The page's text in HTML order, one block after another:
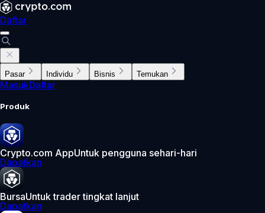
Daftar
Pasar Individu Bisnis Temukan
MasukDaftar
Produk
Crypto.com AppUntuk pengguna sehari-hari
Dapatkan
BursaUntuk trader tingkat lanjut
Dapatkan